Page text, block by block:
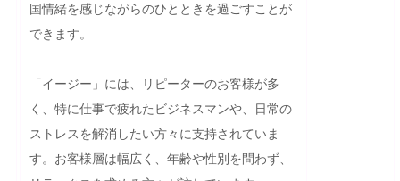
国情緒を感じながらのひとときを過ごすことが
できます。
「イージー」には、リピーターのお客様が多
く、特に仕事で疲れたビジネスマンや、日常の
ストレスを解消したい方々に支持されていま
す。お客様層は幅広く、年齢や性別を問わず、